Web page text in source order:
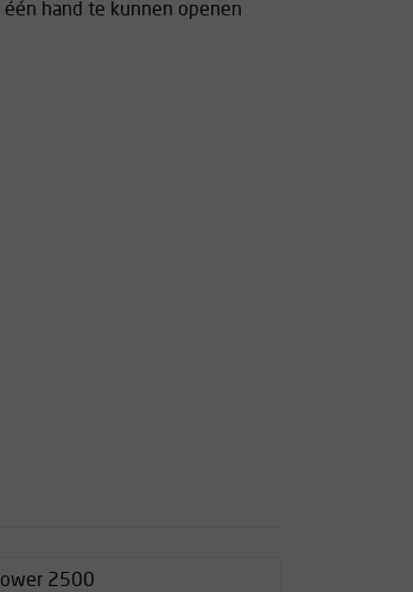
één hand te kunnen openen
2500